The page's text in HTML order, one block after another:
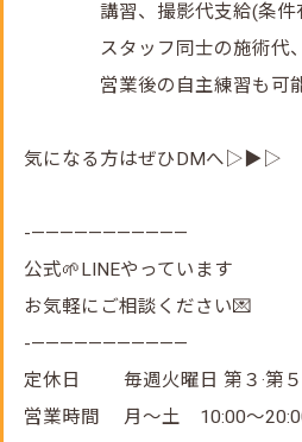
講習、撮影代支給(条件
スタッフ同士の施術代、
営業後の自主練習も可
気になる方はぜひDMへ▷▶▷
-———————————
公式🌱LINEやっています
お気軽にご相談ください💌
-———————————
定休日 毎週火曜日 第３·第５
営業時間 月～土 10:00～